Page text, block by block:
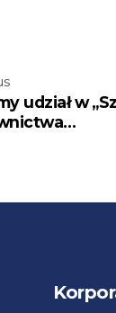
udział w